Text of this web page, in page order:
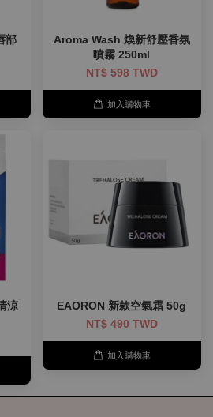
部
Aroma Wash 煥新舒壓香氛
噴霧 250ml
NT$ 598 TWD
加入購物車
涼
EAORON 新款空氣霜 50g
NT$ 490 TWD
加入購物車